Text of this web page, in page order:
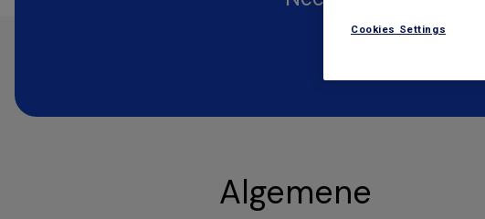
Algemene
Cookies Settings